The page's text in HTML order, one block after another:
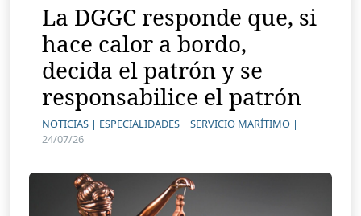
La DGGC responde que, si
hace calor a bordo,
decida el patrón y se
responsabilice el patrón
NOTICIAS | ESPECIALIDADES | SERVICIO MARÍTIMO |
24/07/26